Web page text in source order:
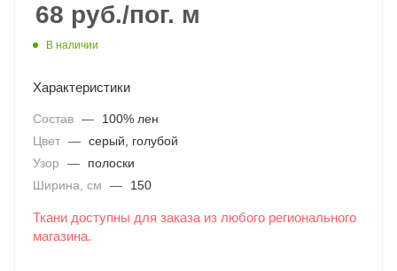
68 руб./пог. м
В наличии
Характеристики
Состав —
100% лен
Цвет — серый, голубой
Узор
—
полоски
Ширина, см
— 150
Ткани доступны для заказа из любого регионального
магазина.